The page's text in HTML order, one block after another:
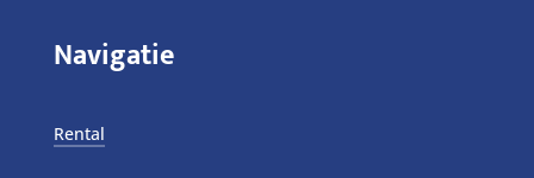
Navigatie
Rental